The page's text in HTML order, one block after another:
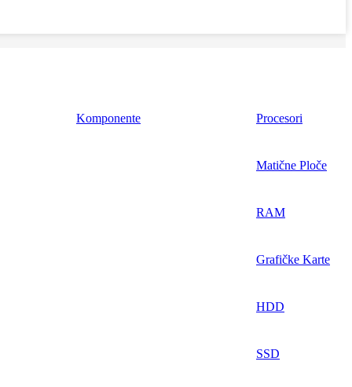
Komponente Procesori
Matične Ploče
RAM
Grafičke Karte
HDD
SSD